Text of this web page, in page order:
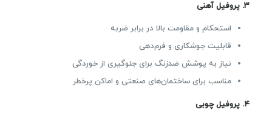
۳. پروفیل آهنی
استحکام و مقاومت بالا در برابر ضربه
قابلیت جوشکاری و فرم‌دهی
نیاز به پوشش ضدزنگ برای جلوگیری از خوردگی
مناسب برای ساختمان‌های صنعتی و اماکن پرخطر
۴. پروفیل چوبی